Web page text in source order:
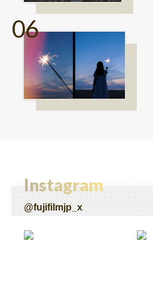
Instagram
@fujifilmjp_x